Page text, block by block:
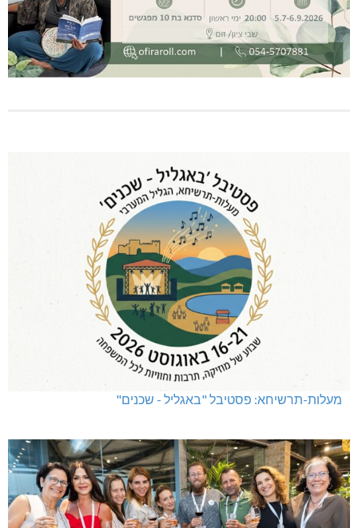
מעלות-תרשיחא: פסטיבל "באגליל - שכנים"